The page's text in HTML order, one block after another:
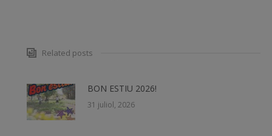
Related posts
BON ESTIU 2026!
31 juliol, 2026